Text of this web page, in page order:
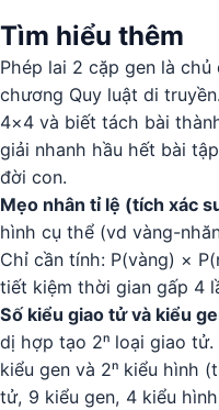
Tìm hiểu thêm
Phép lai 2 cặp gen là
chương Quy luật di
4×4 và biết tách bài
giải nhanh hầu hết bài
đời con.
Mẹo nhân tỉ lệ (tích xác
hình cụ thể (vd vàng-
Chỉ cần tính: P(vàng) ×
tiết kiệm thời gian gấp 4
Số kiểu giao tử và kiểu
dị hợp tạo 2ⁿ loại giao
kiểu gen và 2ⁿ kiểu hình
tử, 9 kiểu gen, 4 kiểu